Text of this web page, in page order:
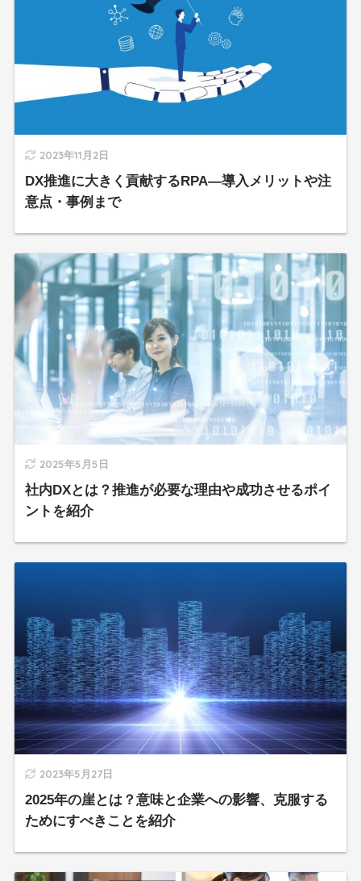
2023年11月2日
DX推進に大きく貢献するRPA―導入メリットや注
意点・事例まで
2025年5月5日
社内DXとは？推進が必要な理由や成功させるポイ
ントを紹介
2023年5月27日
2025年の崖とは？意味と企業への影響、克服する
ためにすべきことを紹介